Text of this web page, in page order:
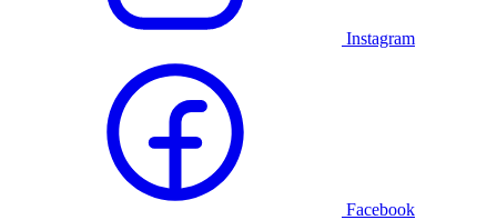
Instagram
Facebook